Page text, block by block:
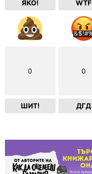
ЯКО! WTF
0
ШИТ!
0
ДГД